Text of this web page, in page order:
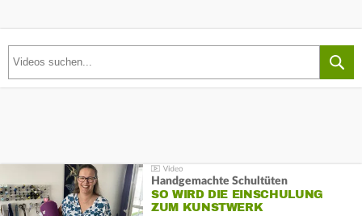
Handgemachte Schultüten
SO WIRD DIE EINSCHULUNG
ZUM KUNSTWERK